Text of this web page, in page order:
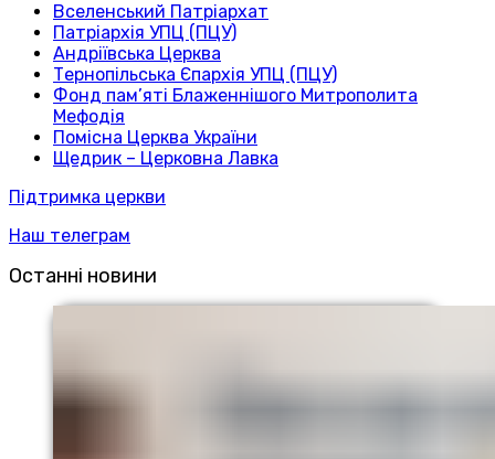
Вселенський Патріархат
Патріархія УПЦ (ПЦУ)
Андріївська Церква
Тернопільська Єпархія УПЦ (ПЦУ)
Фонд пам’яті Блаженнішого Митрополита
Мефодія
Помісна Церква України
Щедрик – Церковна Лавка
Підтримка церкви
Наш телеграм
Останні новини